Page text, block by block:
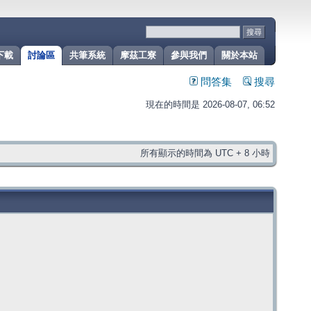
關於本站
參與我們
摩茲工寮
共筆系統
討論區
載
問答集 搜尋
現在的時間是 2026-08-07, 06:52
所有顯示的時間為 UTC + 8 小時